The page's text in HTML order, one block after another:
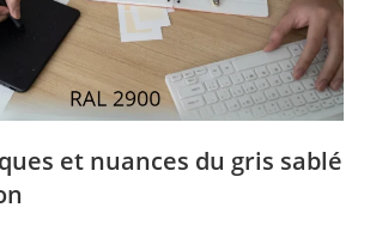
et nuances du gris sablé